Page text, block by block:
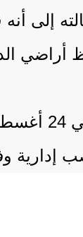
إلى
أراضي
وكان
إدارية